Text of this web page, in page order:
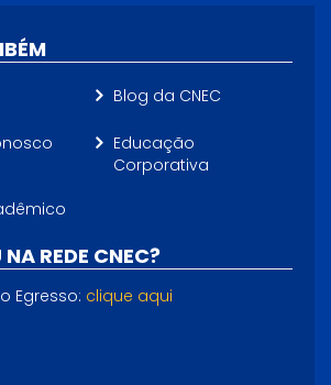
Blog da CNEC
Educação
Corporativa
REDE CNEC?
Egresso: clique aqui